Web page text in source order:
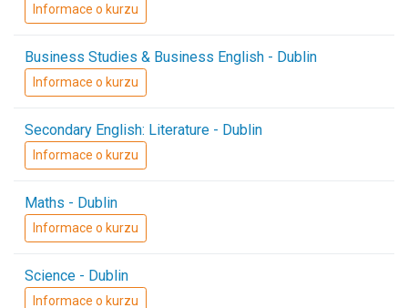
Informace o kurzu
Business Studies & Business English - Dublin
Informace o kurzu
Secondary English: Literature - Dublin
Informace o kurzu
Maths - Dublin
Informace o kurzu
Science - Dublin
Informace o kurzu